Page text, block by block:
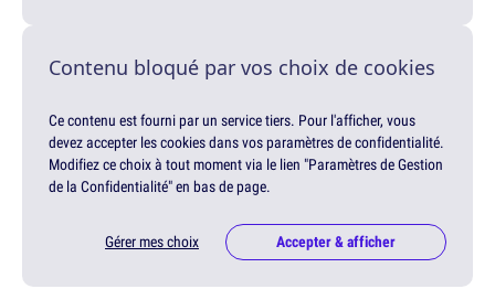
Contenu bloqué par vos choix de cookies
Ce contenu est fourni par un service tiers. Pour l'afficher, vous
devez accepter les cookies dans vos paramètres de confidentialité.
Modifiez ce choix à tout moment via le lien "Paramètres de Gestion
de la Confidentialité" en bas de page.
Gérer mes choix Accepter & afficher